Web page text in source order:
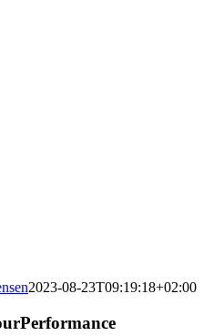
2023-08-23T09:19:18+02:00